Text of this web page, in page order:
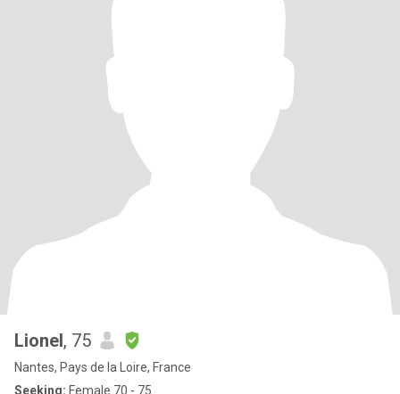
Lionel, 75
Nantes, Pays de la Loire, France
Seeking: Female 70 - 75